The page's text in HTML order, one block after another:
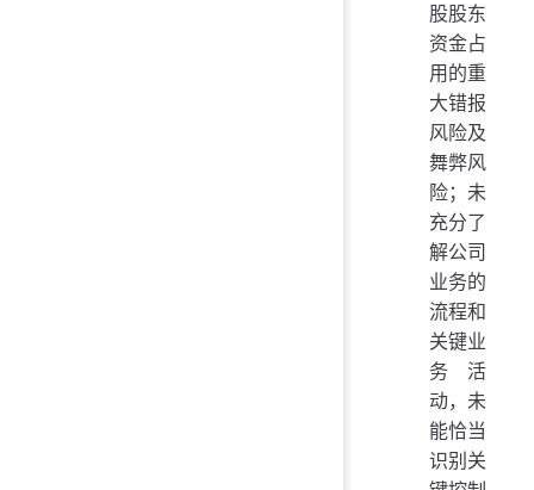
股股东
资金占
用的重
大错报
风险及
舞弊风
险；未
充分了
解公司
业务的
流程和
关键业
务活
动，未
能恰当
识别关